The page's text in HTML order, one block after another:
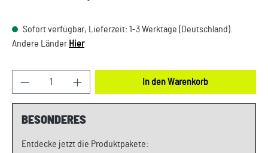
Sofort verfügbar, Lieferzeit: 1-3 Werktage (Deutschland).
Andere Länder Hier
Produkt Anzahl: Gib den gewünschten Wert ein
In den Warenkorb
BESONDERES
Entdecke jetzt die Produktpakete: